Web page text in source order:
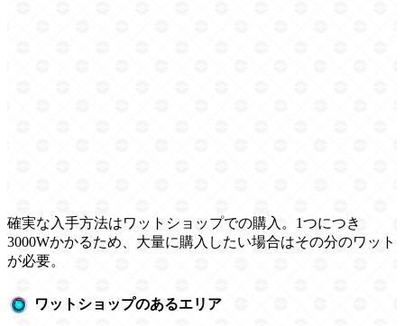
確実な入手方法はワットショップでの購入。1つにつき
3000Wかかるため、大量に購入したい場合はその分のワット
が必要。
ワットショップのあるエリア